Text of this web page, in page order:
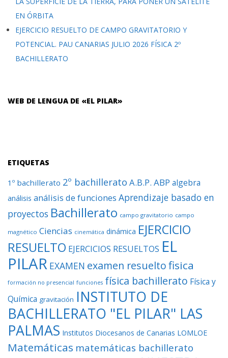
EN ÓRBITA
EJERCICIO RESUELTO DE CAMPO GRAVITATORIO Y
POTENCIAL. PAU CANARIAS JULIO 2026 FÍSICA 2º
BACHILLERATO
WEB DE LENGUA DE «EL PILAR»
ETIQUETAS
1º bachillerato 2º bachillerato A.B.P. ABP algebra
análisis análisis de funciones Aprendizaje basado en
proyectos Bachillerato campo gravitatorio campo
magnético Ciencias cinemática dinámica EJERCICIO
RESUELTO EJERCICIOS RESUELTOS EL
PILAR EXAMEN examen resueltofisica
formación no presencial funciones física bachillerato Física y
Química gravitación INSTITUTO DE
BACHILLERATO "EL PILAR" LAS
PALMAS Institutos Diocesanos de Canarias LOMLOE
Matemáticas matemáticas bachillerato